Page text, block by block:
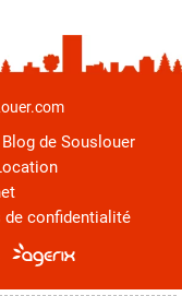
Blog de Souslouer
de confidentialité